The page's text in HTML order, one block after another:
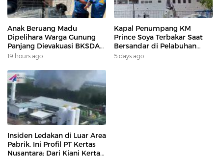
Anak Beruang Madu
Dipelihara Warga Gunung
Panjang Dievakuasi BKSDA
Dan DAMKAR
19 hours ago
Kapal Penumpang KM
Prince Soya Terbakar Saat
Bersandar di Pelabuhan
Samarinda, Keberangkatan
5 days ago
Insiden Ledakan di Luar Area
Pabrik, Ini Profil PT Kertas
Nusantara: Dari Kiani Kertas